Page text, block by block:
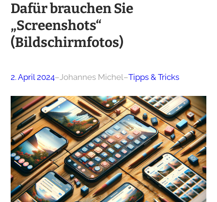
Dafür brauchen Sie
„Screenshots“
(Bildschirmfotos)
2. April 2024–Johannes Michel–Tipps & Tricks